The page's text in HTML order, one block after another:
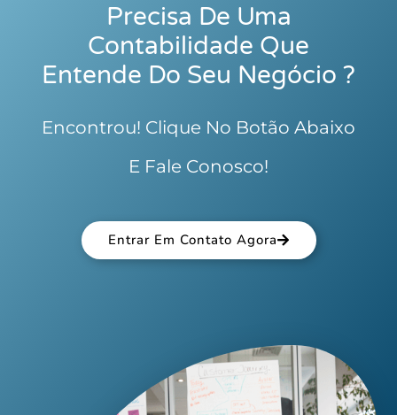
Precisa De Uma
Contabilidade Que
Entende Do Seu Negócio ?
Encontrou! Clique No Botão Abaixo
E Fale Conosco!
Entrar Em Contato Agora